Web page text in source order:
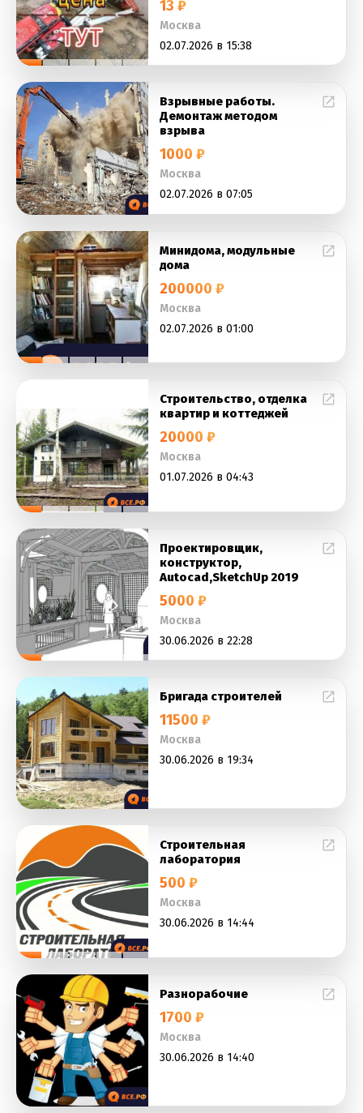
13 ₽
Москва
02.07.2026 в 15:38
Взрывные работы.
Демонтаж методом
взрыва
1000 ₽
Москва
02.07.2026 в 07:05
Минидома, модульные
дома
200000 ₽
Москва
02.07.2026 в 01:00
Строительство, отделка
квартир и коттеджей
20000 ₽
Москва
01.07.2026 в 04:43
Проектировщик,
конструктор,
Autocad,SketchUp 2019
5000 ₽
Москва
30.06.2026 в 22:28
Бригада строителей
11500 ₽
Москва
30.06.2026 в 19:34
Строительная
лаборатория
500 ₽
Москва
30.06.2026 в 14:44
Разнорабочие
1700 ₽
Москва
30.06.2026 в 14:40